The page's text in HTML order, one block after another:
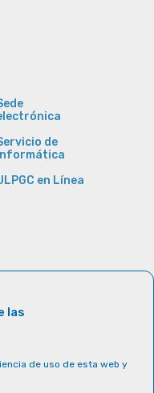
las
de uso de esta web y
de
en Línea